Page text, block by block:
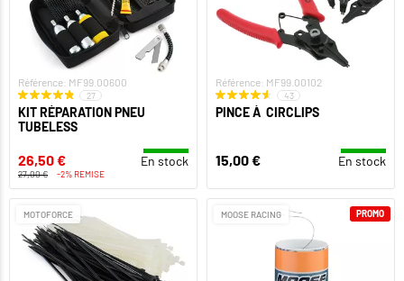
Référence: MF99.00600
27
KIT RÉPARATION PNEU
TUBELESS
26,50 € En stock
27,00 € -2% REMISE
Référence: MF99.00102
43
PINCE À CIRCLIPS
15,00 € En stock
MOTOFORCE MOOSE RACING PROMO